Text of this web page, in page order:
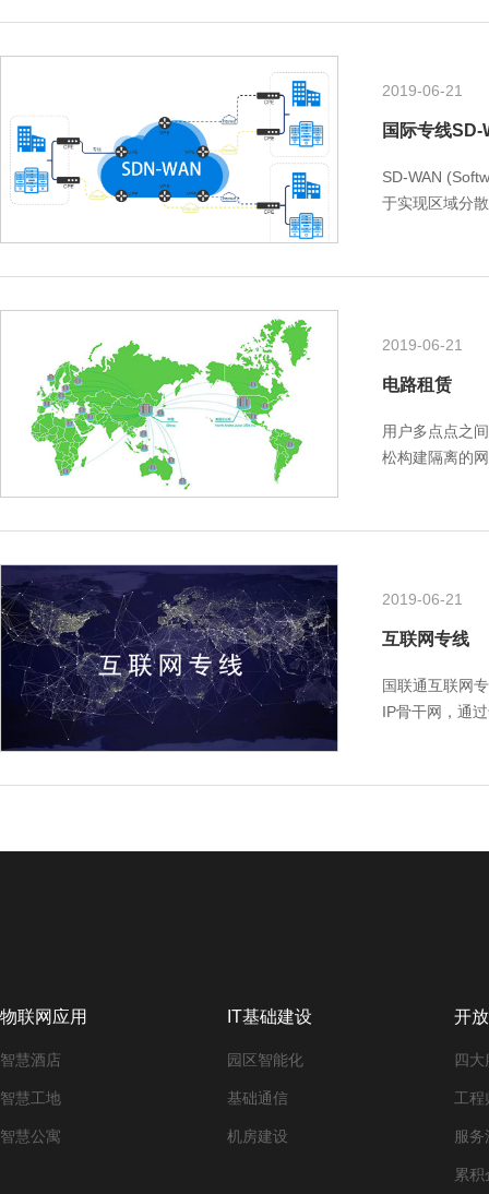
2019-06-21
国际专线SD-
SD-WAN
于实现区域分
2019-06-21
电路租赁
用户多点点之
松构建隔离的
2019-06-21
互联网专线
国联通互联网
IP骨干网，通
物联网应用
智慧酒店
智慧工地
智慧公寓
IT基础建设
园区智能化
基础通信
机房建设
开
四
工程
服务
累积